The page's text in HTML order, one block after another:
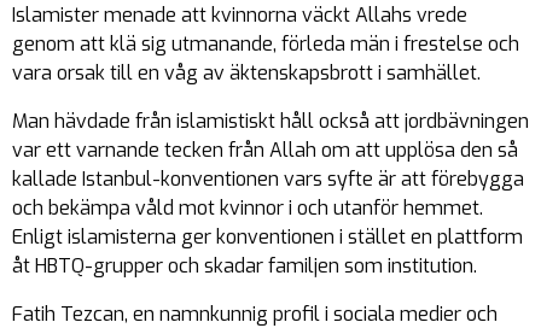
Islamister menade att kvinnorna väckt Allahs vrede
genom att klä sig utmanande, förleda män i frestelse och
vara orsak till en våg av äktenskapsbrott i samhället.
Man hävdade från islamistiskt håll också att jordbävningen
var ett varnande tecken från Allah om att upplösa den så
kallade Istanbul-konventionen vars syfte är att förebygga
och bekämpa våld mot kvinnor i och utanför hemmet.
Enligt islamisterna ger konventionen i stället en plattform
åt HBTQ-grupper och skadar familjen som institution.
Fatih Tezcan, en namnkunnig profil i sociala medier och